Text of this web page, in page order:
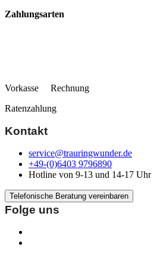
Zahlungsarten
Vorkasse Rechnung
Ratenzahlung
Kontakt
service@trauringwunder.de
+49-(0)6403 9796890
Hotline von 9-13 und 14-17 Uhr
Telefonische Beratung vereinbaren
Folge uns